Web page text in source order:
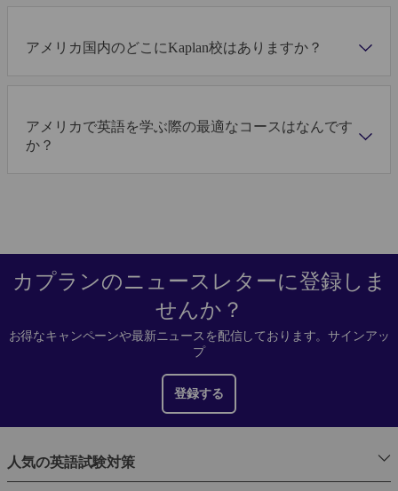
アメリカ国内のどこにKaplan校はありますか？
アメリカで英語を学ぶ際の最適なコースはなんです
か？
カプランのニュースレターに登録しま
せんか？
お得なキャンペーンや最新ニュースを配信しております。サインアッ
プ
登録する
人気の英語試験対策